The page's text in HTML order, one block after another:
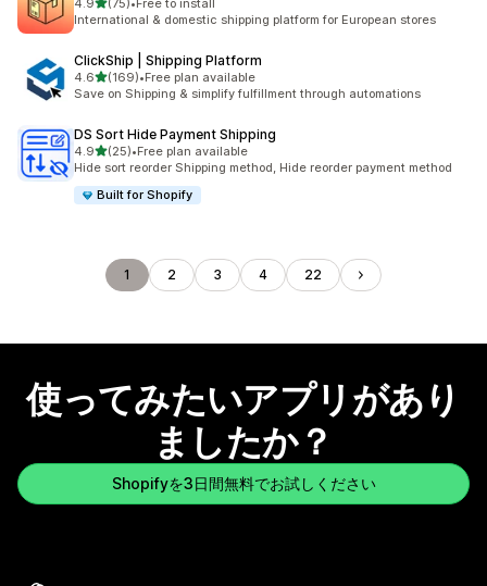
4.9 (75)
合計レビュー数：75件
•Free to install
International & domestic shipping platform for European stores
ClickShip | Shipping Platform
4.65つ星中
(169)
合計レビュー数：169件
•Free plan available
Save on Shipping & simplify fulfillment through automations
DS Sort Hide Payment Shipping
4.95つ星中
(25)
合計レビュー数：25件
•Free plan available
Hide sort reorder Shipping method, Hide reorder payment method
Built for Shopify
1 2 3 4 22
使ってみたいアプリがあり
ましたか？
Shopifyを3日間無料でお試しください